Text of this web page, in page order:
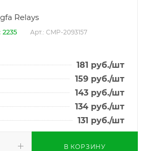
Relays
Арт.: CMP-2093157
181 руб./шт
159 руб./шт
143 руб./шт
134 руб./шт
131 руб./шт
В КОРЗИНУ